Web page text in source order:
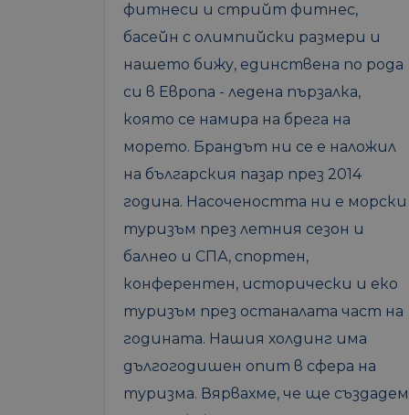
фитнеси и стрийт фитнес,
басейн с олимпийски размери и
нашето бижу, единствена по рода
си в Европа - ледена пързалка,
която се намира на брега на
морето. Брандът ни се е наложил
на българския пазар през 2014
година. Насочеността ни е морски
туризъм през летния сезон и
балнео и СПА, спортен,
конферентен, исторически и еко
туризъм през останалата част на
годината. Нашия холдинг има
дългогодишен опит в сфера на
туризма. Вярвахме, че ще създадем